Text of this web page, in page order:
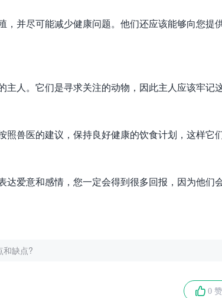
并尽可能减少健康问题。他们还应该能够向您提
人。它们是寻求关注的动物，因此主人应该牢记
兽医的建议，保持良好健康的饮食计划，这样它
爱意和感情，您一定会得到很多回报，因为他们
和缺点?
0 赞